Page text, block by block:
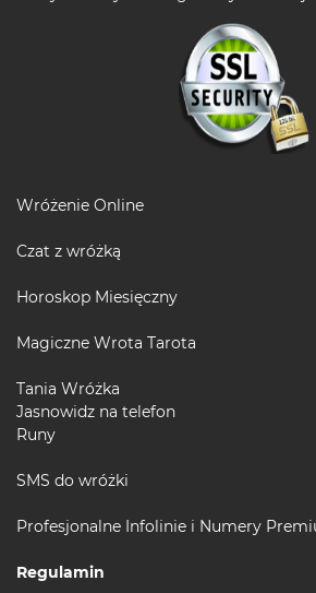
Wróżenie Online
Czat z wróżką
Horoskop Miesięczny
Magiczne Wrota Tarota
Tania Wróżka
Jasnowidz na telefon
Runy
SMS do wróżki
Profesjonalne Infolinie i Numery
Regulamin